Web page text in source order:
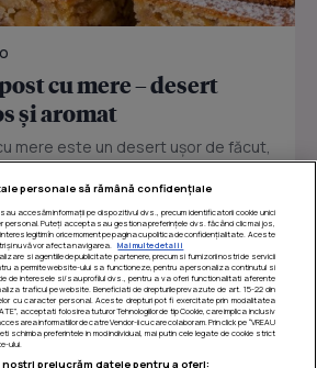
cu mere – desert
și aromat
mere este un desert ușor de făcut,
personale să rămână confidențiale
accesăm informații pe dispozitivul dvs., precum identificatorii cookie unici
personal. Puteți accepta sau gestiona preferințele dvs. făcând clic mai jos,
legitim în orice moment pe pagina cu politica de confidențialitate. Aceste
și nu vă vor afecta navigarea.
Mai multe detalii
si agentiile de publicitate partenere, precum si furnizorii nostri de servicii
a permite website-ului sa functioneze, pentru a personaliza continutul si
de interesele si/sau profilul dvs., pentru a va oferi functionalitati aferente
traficul pe website. Beneficiati de drepturile prevazute de art. 15-22 din
cu caracter personal. Aceste drepturi pot fi exercitate prin modalitatea
acceptati folosirea tuturor Tehnologiilor de tip Cookie, care implica inclusiv
informatiilor de catre Vendor-ii cu care colaboram. Prin click pe “VREAU
schimba preferintele in mod individual, mai putin cele legate de cookie strict
ului.
prelucrăm datele pentru a oferi: